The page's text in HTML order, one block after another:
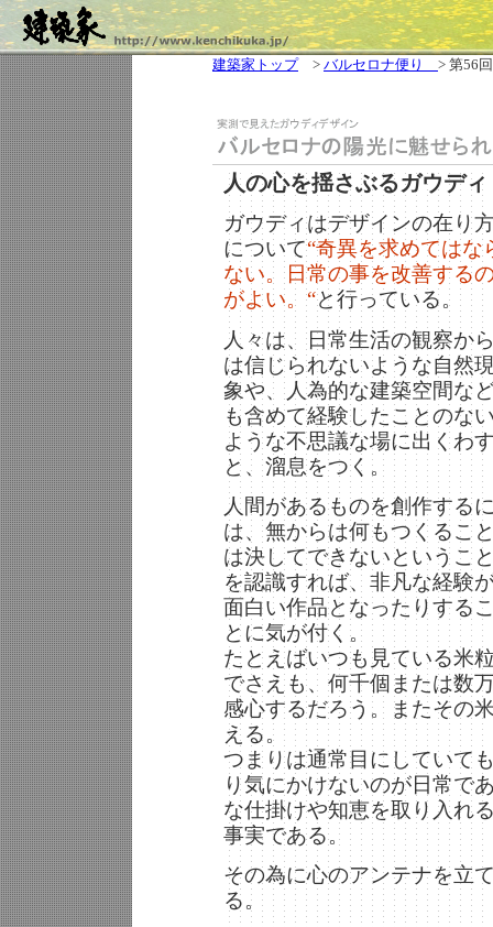
建築家トップ> バルセロナ便り > 第56回
人の心を揺さぶるガウデ
ガウディはデザインの在り
について“奇異を求めてはな
ない。日常の事を改善する
がよい。“と行っている。
人々は、日常生活の観察か
は信じられないような自然
象や、人為的な建築空間な
も含めて経験したことのな
ような不思議な場に出くわ
と、溜息をつく。
人間があるものを創作する
は、無からは何もつくるこ
は決してできないというこ
を認識すれば、非凡な経験
面白い作品となったりする
とに気が付く。
たとえばいつも見ている米
でさえも、何千個または数
感心するだろう。またその
える。
つまりは通常目にしていて
り気にかけないのが日常で
な仕掛けや知恵を取り入れ
事実である。
その為に心のアンテナを立
る。